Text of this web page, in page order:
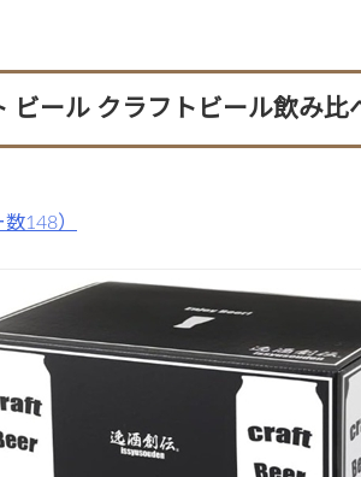
ビール クラフトビール飲み
148）